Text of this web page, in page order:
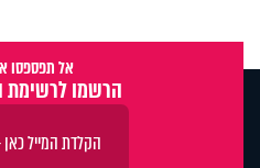
אל תפספסו
הרשמו לרשימת